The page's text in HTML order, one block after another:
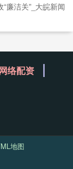
廉洁关”_大皖新闻
络配资
地图